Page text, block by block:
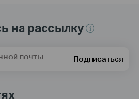
на рассылку
почты Подписаться